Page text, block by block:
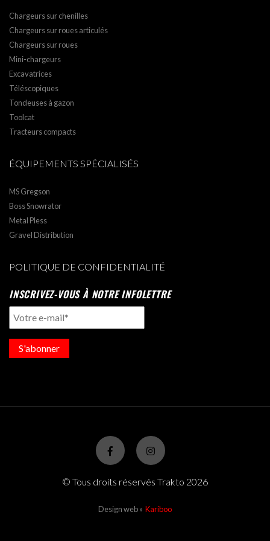
Chargeurs sur chenilles
Chargeurs sur roues articulés
Chargeurs sur roues
Mini-chargeurs
Excavatrices
Téléscopiques
Tondeuses à gazon
Toolcat
Tracteurs compacts
ÉQUIPEMENTS SPÉCIALISÉS
MS Gregson
Boss Snowrator
Metal Pless
Gravel Distribution
POLITIQUE DE CONFIDENTIALITÉ
INSCRIVEZ-VOUS À NOTRE INFOLETTRE
S'abonner
© Tous droits réservés Trakto 2026
Design web » Kariboo